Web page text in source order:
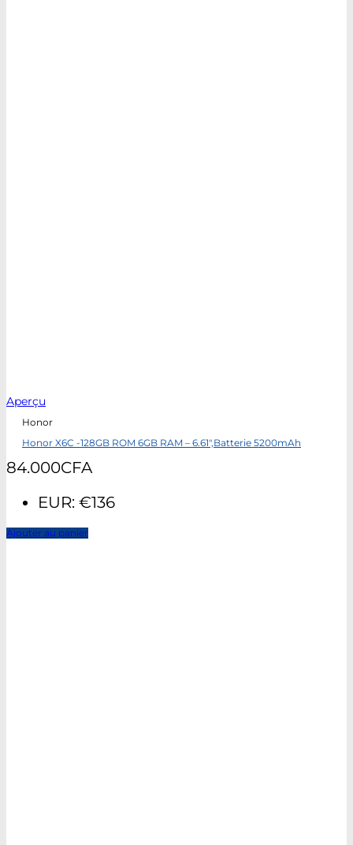
Aperçu
Honor
Honor X6C -128GB ROM 6GB RAM – 6.61″,Batterie 5200mAh
84.000CFA
EUR: €136
Ajouter au panier